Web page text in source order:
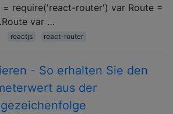
= require('react-router') var Route =
var …
reactjs react-router
- So erhalten Sie den
aus der